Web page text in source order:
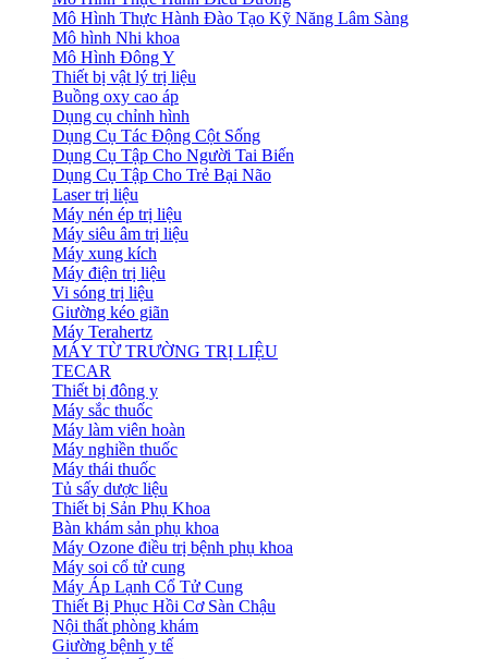
Mô Hình Thực Hành Đào Tạo Kỹ Năng Lâm Sàng
Mô hình Nhi khoa
Mô Hình Đông Y
Thiết bị vật lý trị liệu
Buồng oxy cao áp
Dụng cụ chỉnh hình
Dụng Cụ Tác Động Cột Sống
Dụng Cụ Tập Cho Người Tai Biến
Dụng Cụ Tập Cho Trẻ Bại Não
Laser trị liệu
Máy nén ép trị liệu
Máy siêu âm trị liệu
Máy xung kích
Máy điện trị liệu
Vi sóng trị liệu
Giường kéo giãn
Máy Terahertz
MÁY TỪ TRƯỜNG TRỊ LIỆU
TECAR
Thiết bị đông y
Máy sắc thuốc
Máy làm viên hoàn
Máy nghiền thuốc
Máy thái thuốc
Tủ sấy dược liệu
Thiết bị Sản Phụ Khoa
Bàn khám sản phụ khoa
Máy Ozone điều trị bệnh phụ khoa
Máy soi cổ tử cung
Máy Áp Lạnh Cổ Tử Cung
Thiết Bị Phục Hồi Cơ Sàn Chậu
Nội thất phòng khám
Giường bệnh y tế